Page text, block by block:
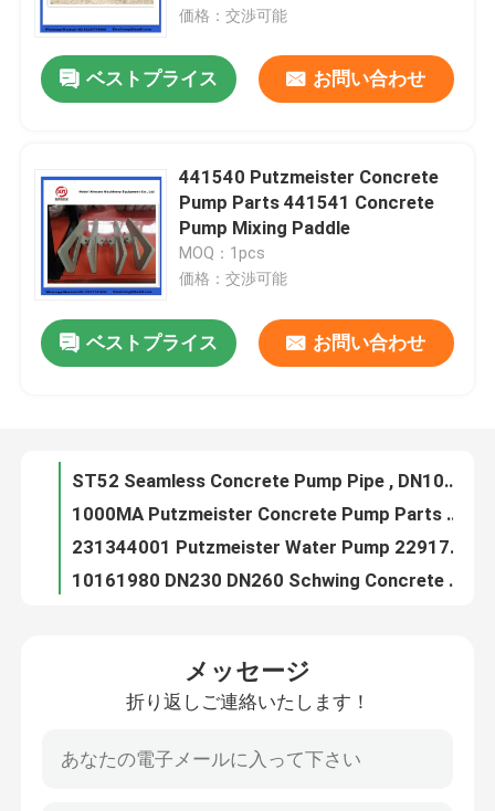
製品
品質管理
お問い合わせ
価格：交渉可能
ベストプライス お問い合わせ
441540 Putzmeister Concrete
Pump Parts 441541 Concrete
Pump Mixing Paddle
MOQ：1pcs
価格：交渉可能
ベストプライス お問い合わせ
SAUER DANFOSS Rexthod Pump SPV23 Hydraulic Pump High Pressure
10161980 DN230 DN260 Schwing Concrete Pump Parts Rubber Piston Ram
Putzmeister Concrete Pump Magnetic Switch 270321001
Concrete Pump Parts Sany Filter Element Hydraulic Oil Filter
3 4 Holes Batching Plant Spare Parts Sicoma Butterfly Valve Cylinder Electropneumatic Actuator Cylinder
メッセージ
折り返しご連絡いたします！